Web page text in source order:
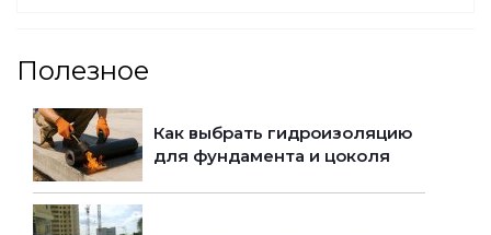
Полезное
Как выбрать гидроизоляцию
для фундамента и цоколя